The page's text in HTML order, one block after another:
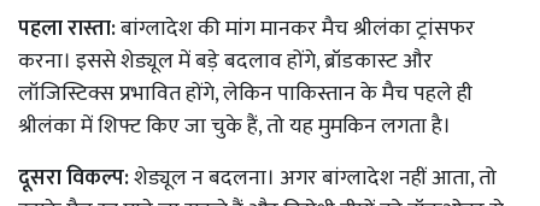
पहला रास्ता:बांग्लादेश की मांग मानकर मैच श्रीलंका ट्रांसफर
करना। इससे शेड्यूल में बड़े बदलाव होंगे, ब्रॉडकास्ट और
लॉजिस्टिक्स प्रभावित होंगे, लेकिन पाकिस्तान के मैच पहले ही
श्रीलंका में शिफ्ट किए जा चुके हैं, तो यह मुमकिन लगता है।
दूसरा विकल्प:शेड्यूल न बदलना। अगर बांग्लादेश नहीं आता, तो